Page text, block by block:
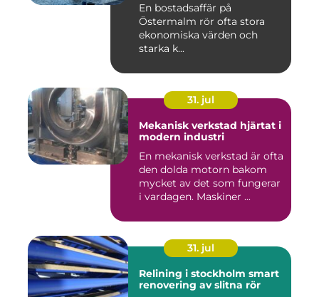
En bostadsaffär på
Östermalm rör ofta stora
ekonomiska värden och
starka k...
31. jul
Mekanisk verkstad hjärtat i
modern industri
En mekanisk verkstad är ofta
den dolda motorn bakom
mycket av det som fungerar
i vardagen. Maskiner ...
31. jul
Relining i stockholm smart
renovering av slitna rör